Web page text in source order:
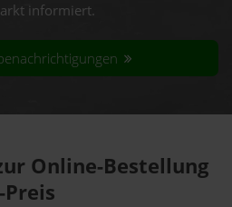
informiert.
Online-Bestellung